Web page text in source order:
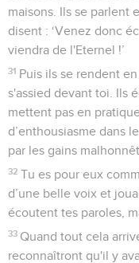
maisons. Ils se parlent
disent : ‘Venez donc
viendra de l'Eternel !’
31 Puis ils se rendent
s'assied devant toi. Ils
mettent pas en
d’enthousiasme dans
par les gains
32 Tu es pour eux
d’une belle voix et
écoutent tes paroles,
33 Quand tout cela
reconnaîtront qu'il y